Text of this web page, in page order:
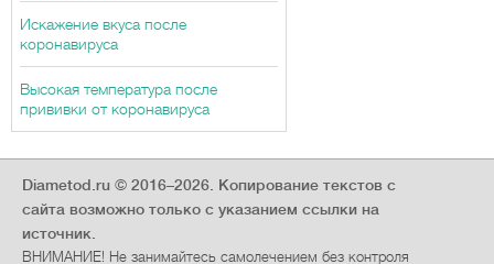
Искажение вкуса после
коронавируса
Высокая температура после
прививки от коронавируса
Diametod.ru © 2016–2026. Копирование текстов с
сайта возможно только с указанием ссылки на
источник.
ВНИМАНИЕ! Не занимайтесь самолечением без контроля